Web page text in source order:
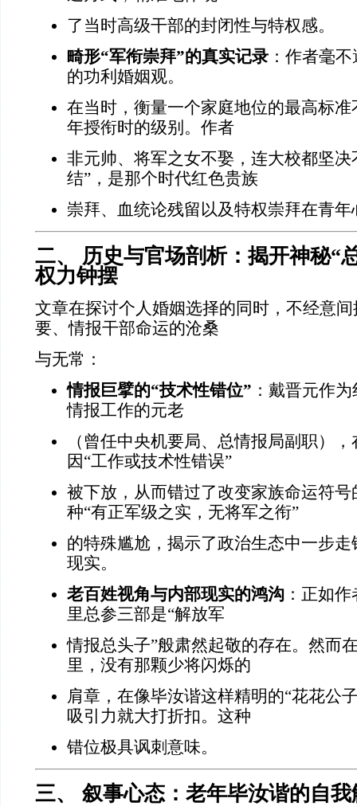
了当时高级干部的封闭性与特权感。
畸形“军衔崇拜”的真实记录 ：作者毫
的功利婚姻观。
在当时，衡量一个家庭地位的最高标准
年授衔时的级别。作者
非元帅、将军之女不娶，连大校都坚决
结”，是那个时代红色贵族
崇拜、血统论残留以及特权崇拜在青
二、 历史与官场剖析：揭开神秘“
权力钟摆
文章在探讨个人婚姻选择的同时，不经意
要、情报干部命运的沧桑
与无常：
情报巨擘的“技术性错位” ：戴晋元作
情报工作的元老
（曾任中央机要局、总情报局副职）
因“工作或技术性错误”
被下放，从而错过了改变家族命运符
种“有正军级之实，无将军之衔”
的特殊尴尬，揭示了政治生态中一步
现实。
老百姓视角与内部现实的鸿沟 ：正如
里总参三部是“解放军
情报总头子”般肃然起敬的存在。然而
里，没有那颗少将闪烁的
肩章，在像毕汝谐这样精明的“花花公
吸引力就大打折扣。这种
错位极具讽刺意味。
三、 叙事心态：老年毕汝谐的自